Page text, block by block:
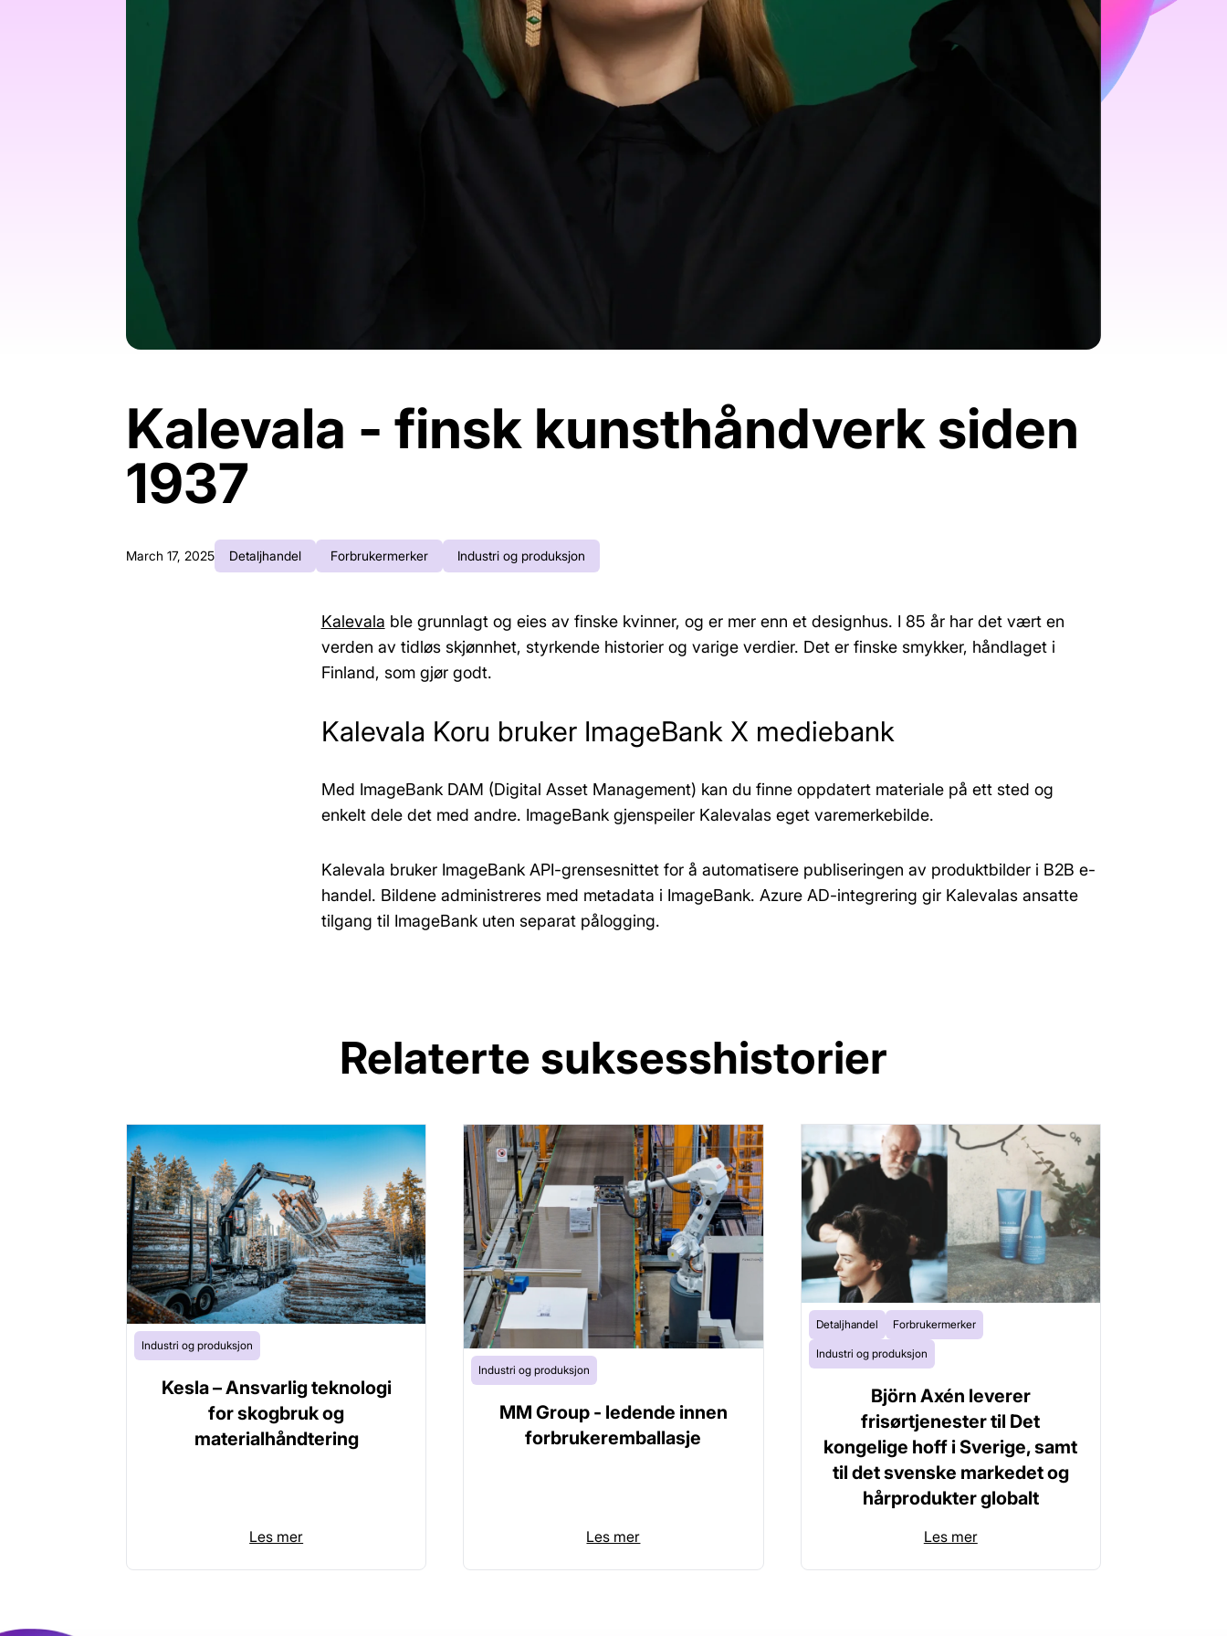
Effektiviser arbeidsflyten og øk
effektiviteten med kunstig
intelligens
Spor bruk, lær og forbedre
Kalevala - finsk kunsthåndverk siden
1937
March 17, 2025 Detaljhandel Forbrukermerker Industri og produksjon
Kalevala ble grunnlagt og eies av finske kvinner, og er mer enn et designhus. I 85 år har det vært en
verden av tidløs skjønnhet, styrkende historier og varige verdier. Det er finske smykker, håndlaget i
Finland, som gjør godt.
Kalevala Koru bruker ImageBank X mediebank
Med ImageBank DAM (Digital Asset Management) kan du finne oppdatert materiale på ett sted og
enkelt dele det med andre. ImageBank gjenspeiler Kalevalas eget varemerkebilde.
Kalevala bruker ImageBank API-grensesnittet for å automatisere publiseringen av produktbilder i B2B e-
handel. Bildene administreres med metadata i ImageBank. Azure AD-integrering gir Kalevalas ansatte
tilgang til ImageBank uten separat pålogging.
Relaterte suksesshistorier
Industri og produksjon
Kesla – Ansvarlig teknologi
for skogbruk og
materialhåndtering
Les mer
Industri og produksjon
MM Group - ledende innen
forbrukeremballasje
Les mer
Detaljhandel Forbrukermerker
Industri og produksjon
Björn Axén leverer
frisørtjenester til Det
kongelige hoff i Sverige, samt
til det svenske markedet og
hårprodukter globalt
Les mer